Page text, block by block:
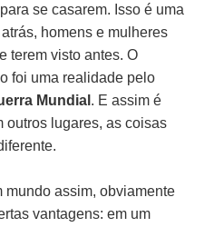
se casarem. Isso é uma
homens e mulheres
terem visto antes. O
foi uma realidade pelo
Mundial . E assim é
outros lugares, as coisas
mundo assim, obviamente
vantagens: em um